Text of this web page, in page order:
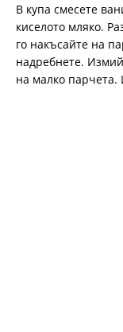
В купа смесете
киселото мляко.
го накъсайте на
надребнете.
на малко парчета.